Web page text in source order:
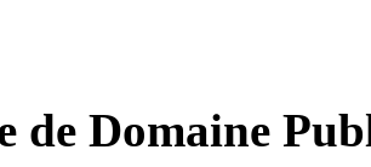
de Domaine